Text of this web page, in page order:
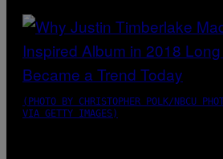
(PHOTO BY CHRISTOPHER POLK/NBCU
VIA GETTY IMAGES)